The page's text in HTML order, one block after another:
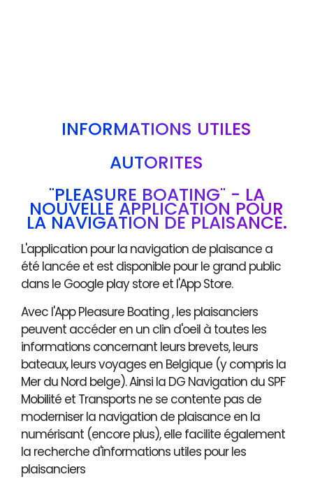
INFORMATIONS UTILES
AUTORITÉS
"PLEASURE BOATING" - LA
NOUVELLE APPLICATION POUR
LA NAVIGATION DE PLAISANCE.
L'application pour la navigation de plaisance a
été lancée et est disponible pour le grand public
dans le Google play store et l'App Store.
Avec l'App Pleasure Boating , les plaisanciers
peuvent accéder en un clin d'oeil à toutes les
informations concernant leurs brevets, leurs
bateaux, leurs voyages en Belgique (y compris la
Mer du Nord belge). Ainsi la DG Navigation du SPF
Mobilité et Transports ne se contente pas de
moderniser la navigation de plaisance en la
numérisant (encore plus), elle facilite également
la recherche d'informations utiles pour les
plaisanciers